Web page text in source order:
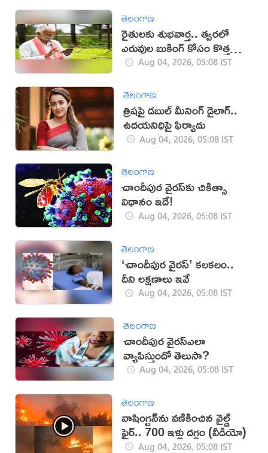
తెలంగాణ
రైతులకు శుభవార్త.. త్వరలో
ఎరువుల బుకింగ్ కోసం కొత్త
యాప్Aug 04, 2026, 05:08 IST
తెలంగాణ
త్రిషపై డబుల్ మీనింగ్ డైలాగ్..
ఉదయనిధిపై ఫిర్యాదు
Aug 04, 2026, 05:08 IST
తెలంగాణ
చాందీపుర వైరస్‌కు చికిత్సా
విధానం ఇదే!
Aug 04, 2026, 05:08 IST
తెలంగాణ
‘చాందీపుర వైరస్’ కలకలం..
దీని ల‌క్ష‌ణాలు ఇవే
Aug 04, 2026, 05:08 IST
తెలంగాణ
చాందీపుర వైరస్ఎలా
వ్యాపిస్తుందో తెలుసా?
Aug 04, 2026, 05:08 IST
తెలంగాణ
వాషింగ్టన్‌ను వణికించిన వైల్డ్
ఫైర్.. 700 ఇళ్లు దగ్ధం (వీడియో)
Aug 04, 2026, 05:08 IST